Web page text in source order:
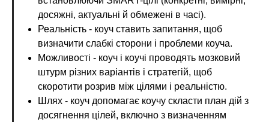
досяжні, актуальні й обмежені в часі).
Реальність - коуч ставить запитання, щоб
визначити слабкі сторони і проблеми коуча.
Можливості - коуч і коучі проводять мозковий
штурм різних варіантів і стратегій, щоб
скоротити розрив між цілями і реальністю.
Шлях - коуч допомагає коучу скласти план дій з
досягнення цілей, включно з визначенням